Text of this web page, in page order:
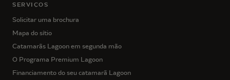
SERVIÇOS
Solicitar uma brochura
Mapa do sítio
Catamarãs Lagoon em segunda mão
O Programa Premium Lagoon
Financiamento do seu catamarã Lagoon